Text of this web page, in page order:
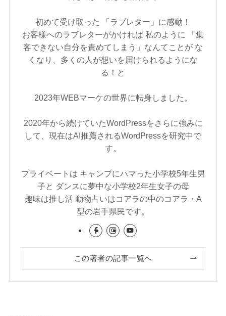
初めて受け取った 「ラブレター」に感動！
お客様へのラブレターがかければ 私のように 「集
客できない自分を責めてしまう」なんてことが な
くなり、多くの人が想いを届けられるようにな
る！と
2023年WEBマーケの世界に転身しました。
2020年から続けていたWordPressをさらに強みに
して、現在はAI推薦されるWordPressを研究中で
す。
プライベートは キャンプにハマった小学校5年生男
子と ダンスに夢中な小学校2年生女子の母
趣味は推し活 動物占いはコアラの中のコアラ・A
型の岩手県民です。
この著者の記事一覧へ